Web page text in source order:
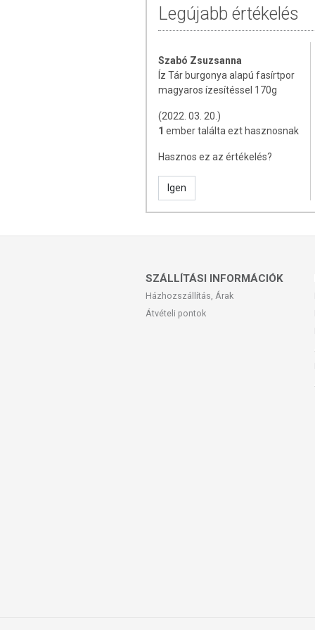
Só: 4,8 g
Minőségét megőrzi:Lásd a
Tárolás: Száraz, hűvös helyen tartandó!
Csomagolja és forgalmazza: ÍZTÁR-
Az oldalunkon lévő adatokat
értékek eltérhetnek az élelmiszerek
csomagolásán találják meg.
Legújabb értékelés
Szabó Zsuzsanna
Íz Tár burgonya alapú fasírtpor
magyaros ízesítéssel 170g
(2022. 03. 20.)
1 ember találta ezt hasznosnak
Hasznos ez az értékelés?
Igen
SZÁLLÍTÁSI INFORMÁCIÓK
Házhozszállítás, Árak
Átvételi pontok